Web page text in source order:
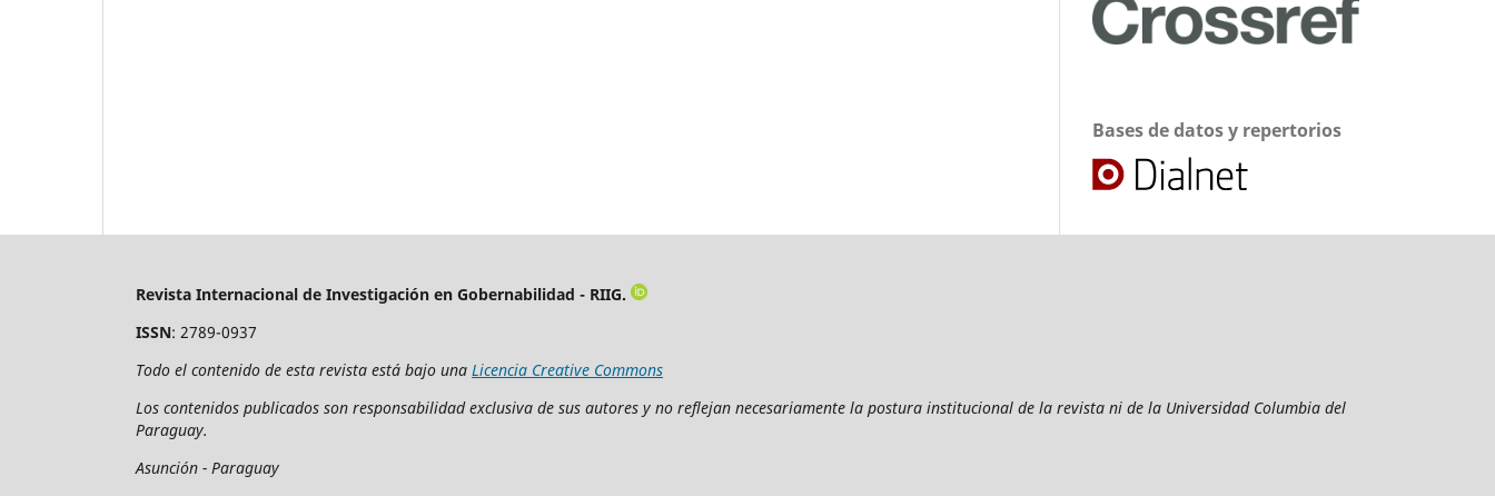
Bases de datos y repertorios
Revista Internacional de Investigación en Gobernabilidad - RIIG.
ISSN: 2789-0937
Todo el contenido de esta revista está bajo una Licencia Creative Commons
Los contenidos publicados son responsabilidad exclusiva de sus autores y no reflejan necesariamente la postura institucional de la revista ni de la Universidad Columbia del
Paraguay.
Asunción - Paraguay